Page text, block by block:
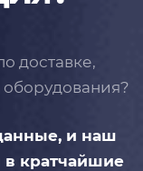
доставке,
оборудования?
и наш
в кратчайшие